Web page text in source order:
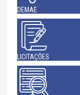
DEMAE
LICITAÇÕES